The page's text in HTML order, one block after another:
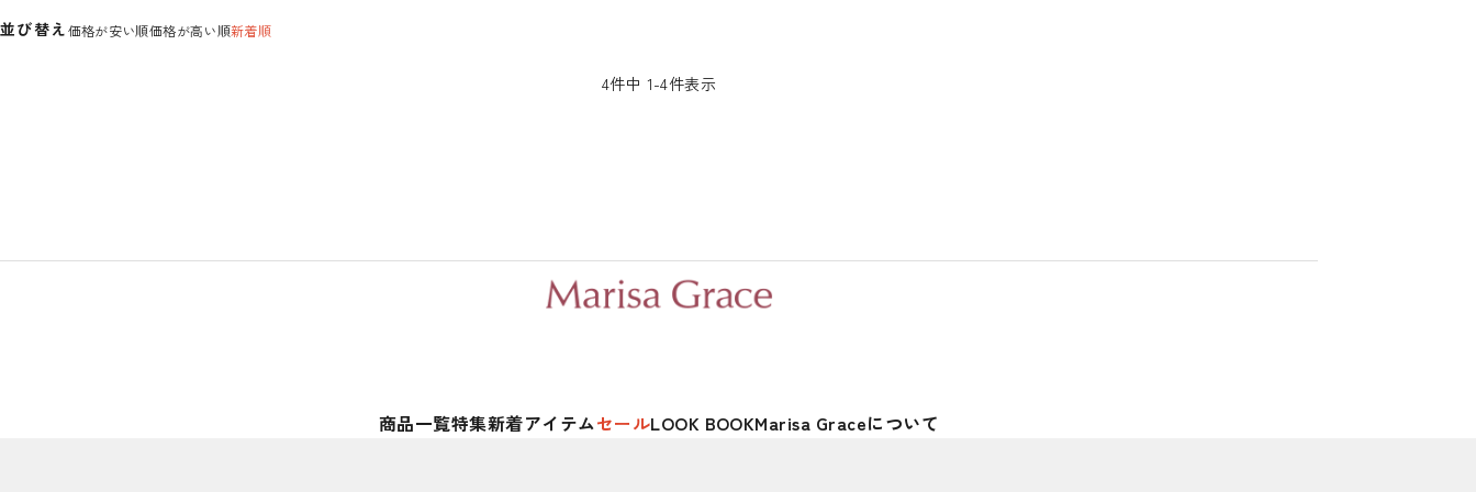
並び替え価格が安い順価格が高い順新着順
4件中 1-4件表示
商品一覧特集新着アイテムセールLOOK BOOKMarisa Graceについて